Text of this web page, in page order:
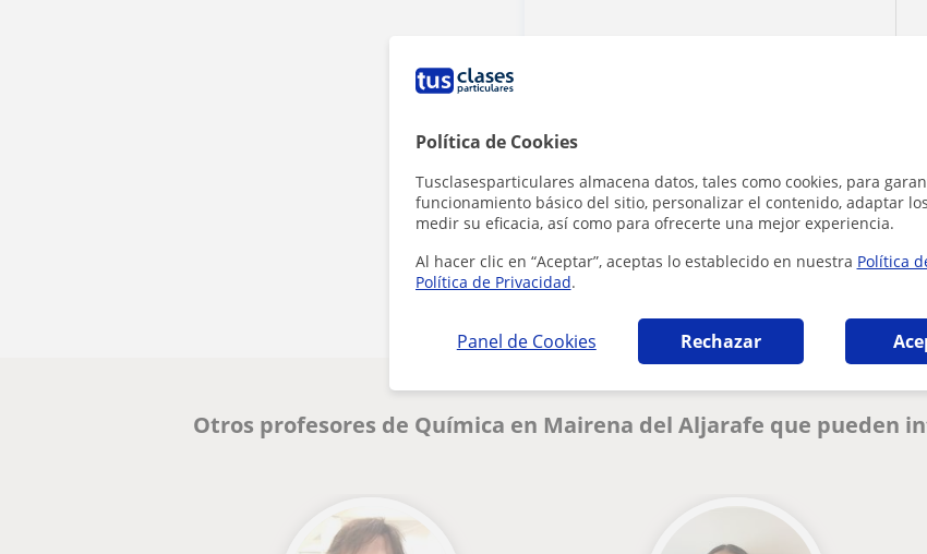
Política de Cookies
Tusclasesparticulares almacena datos, tales como cookies, para
funcionamiento básico del sitio, personalizar el contenido, adaptar
medir su eficacia, así como para ofrecerte una mejor experiencia.
Al hacer clic en “Aceptar”, aceptas lo establecido en nuestra Política
Política de Privacidad.
Panel de Cookies Rechazar
¿Hay algún error en este perfil?Cuéntanos
Otros profesores de Química en Mairena del Aljarafe que pueden